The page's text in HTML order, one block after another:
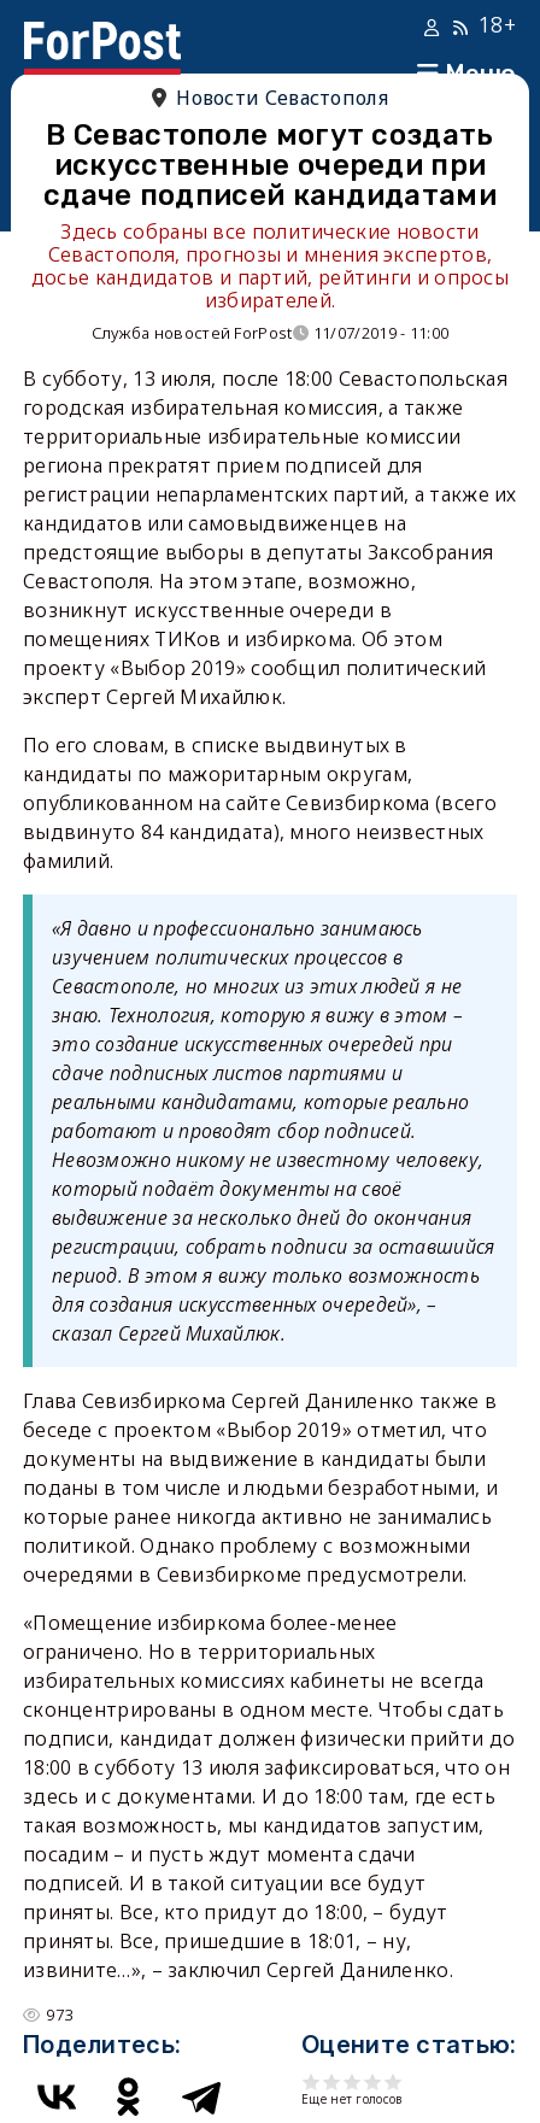
Меню
18+
Новости Севастополя
В Севастополе могут создать
искусственные очереди при
сдаче подписей кандидатами
Здесь собраны все политические новости
Севастополя, прогнозы и мнения экспертов,
досье кандидатов и партий, рейтинги и опросы
избирателей.
Служба новостей ForPost 11/07/2019 - 11:00
В субботу, 13 июля, после 18:00 Севастопольская
городская избирательная комиссия, а также
территориальные избирательные комиссии
региона прекратят прием подписей для
регистрации непарламентских партий, а также их
кандидатов или самовыдвиженцев на
предстоящие выборы в депутаты Заксобрания
Севастополя. На этом этапе, возможно,
возникнут искусственные очереди в
помещениях ТИКов и избиркома. Об этом
проекту «Выбор 2019» сообщил политический
эксперт Сергей Михайлюк.
По его словам, в списке выдвинутых в
кандидаты по мажоритарным округам,
опубликованном на сайте Севизбиркома (всего
выдвинуто 84 кандидата), много неизвестных
фамилий.
«Я давно и профессионально занимаюсь
изучением политических процессов в
Севастополе, но многих из этих людей я не
знаю. Технология, которую я вижу в этом –
это создание искусственных очередей при
сдаче подписных листов партиями и
реальными кандидатами, которые реально
работают и проводят сбор подписей.
Невозможно никому не известному человеку,
который подаёт документы на своё
выдвижение за несколько дней до окончания
регистрации, собрать подписи за оставшийся
период. В этом я вижу только возможность
для создания искусственных очередей», –
сказал Сергей Михайлюк.
Глава Севизбиркома Сергей Даниленко также в
беседе с проектом «Выбор 2019» отметил, что
документы на выдвижение в кандидаты были
поданы в том числе и людьми безработными, и
которые ранее никогда активно не занимались
политикой. Однако проблему с возможными
очередями в Севизбиркоме предусмотрели.
«Помещение избиркома более-менее
ограничено. Но в территориальных
избирательных комиссиях кабинеты не всегда
сконцентрированы в одном месте. Чтобы сдать
подписи, кандидат должен физически прийти до
18:00 в субботу 13 июля зафиксироваться, что он
здесь и с документами. И до 18:00 там, где есть
такая возможность, мы кандидатов запустим,
посадим – и пусть ждут момента сдачи
подписей. И в такой ситуации все будут
приняты. Все, кто придут до 18:00, – будут
приняты. Все, пришедшие в 18:01, – ну,
извините…», – заключил Сергей Даниленко.
973
Поделитесь: Оцените статью:
Еще нет голосов